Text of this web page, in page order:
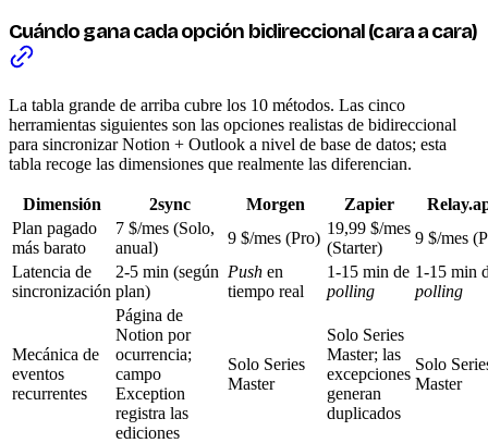
Cuándo gana cada opción bidireccional (cara a cara)
La tabla grande de arriba cubre los 10 métodos. Las cinco
herramientas siguientes son las opciones realistas de bidireccional
para sincronizar Notion + Outlook a nivel de base de datos; esta
tabla recoge las dimensiones que realmente las diferencian.
Dimensión 2sync Morgen Zapier
Plan pagado
más barato
7 $/mes (Solo,
anual)
9 $/mes (Pro)
19,99 $/mes
(Starter)
9 $/mes
Latencia de
sincronización
2-5 min (según
plan)
Push en
tiempo real
1-15 min de
polling
1-15 min
polling
Mecánica de
eventos
recurrentes
Página de
Notion por
ocurrencia;
campo
Exception
registra las
ediciones
Solo Series
Master
Solo Series
Master; las
excepciones
generan
duplicados
Solo
Master